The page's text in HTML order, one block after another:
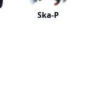
Ska-P